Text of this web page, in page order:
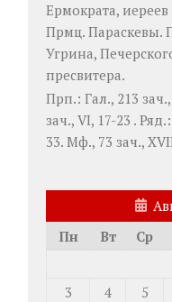
Ермократа,
Прмц. Параскевы.
Угрина,
пресвитера.
Прп.: Гал., 213
зач., VI, 17-23 . Ряд.:
33. Мф., 73 зач.,
Пн
Вт Ср
3
4 5